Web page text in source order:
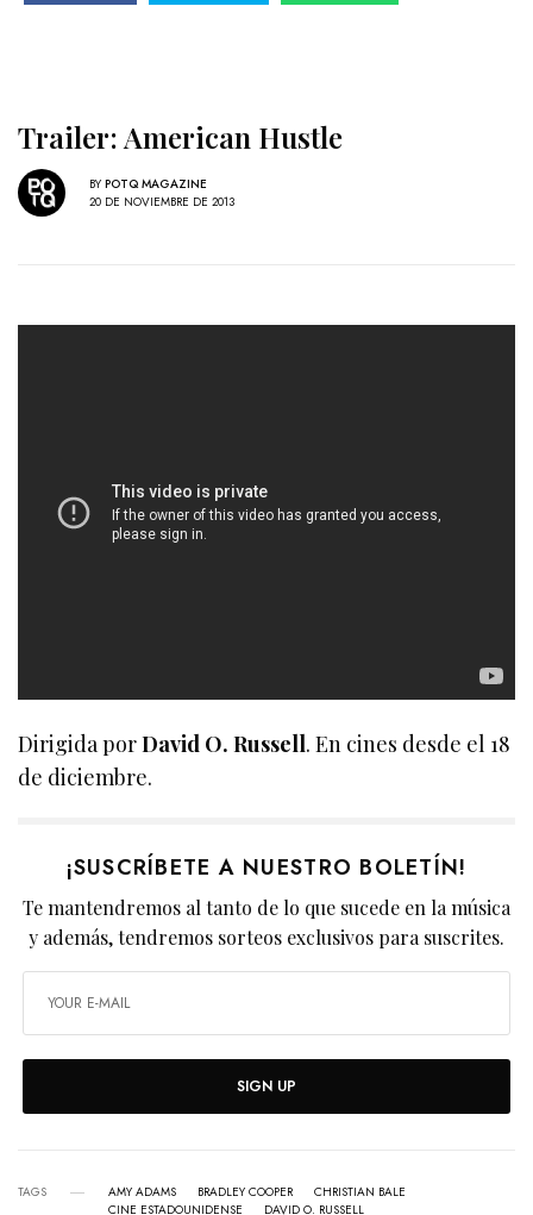
Trailer: American Hustle
BY POTQ MAGAZINE
20 DE NOVIEMBRE DE 2013
Dirigida porDavid O. Russell. En cines desde el 18
de diciembre.
¡SUSCRÍBETE A NUESTRO BOLETÍN!
Te mantendremos al tanto de lo que sucede en la música
y además, tendremos sorteos exclusivos para suscrites.
SIGN UP
TAGS AMY ADAMS BRADLEY COOPER
CHRISTIAN BALE
CINE ESTADOUNIDENSE
DAVID O. RUSSELL